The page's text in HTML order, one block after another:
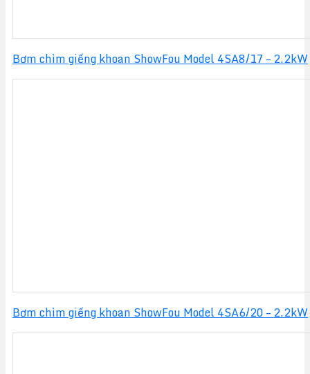
Bơm chìm giếng khoan ShowFou Model 4SA8/17 – 2.2kW
Bơm chìm giếng khoan ShowFou Model 4SA6/20 – 2.2kW